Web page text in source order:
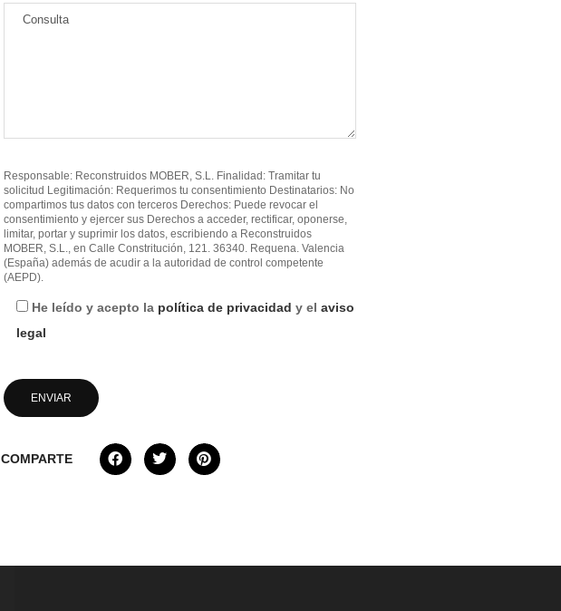
Responsable: Reconstruidos MOBER, S.L. Finalidad: Tramitar tu
solicitud Legitimación: Requerimos tu consentimiento Destinatarios: No
compartimos tus datos con terceros Derechos: Puede revocar el
consentimiento y ejercer sus Derechos a acceder, rectificar, oponerse,
limitar, portar y suprimir los datos, escribiendo a Reconstruidos
MOBER, S.L., en Calle Constritución, 121. 36340. Requena. Valencia
(España) además de acudir a la autoridad de control competente
(AEPD).
He leído y acepto la política de privacidad y el aviso
legal
COMPARTE